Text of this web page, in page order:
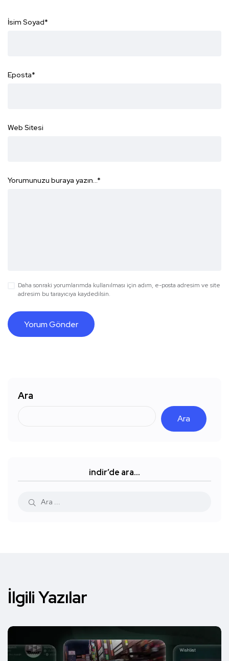
İsim Soyad*
Eposta*
Web Sitesi
Yorumunuzu buraya yazın...*
Daha sonraki yorumlarımda kullanılması için adım, e-posta adresim ve site
adresim bu tarayıcıya kaydedilsin.
Ara
Ara
indir’de ara…
İlgili Yazılar